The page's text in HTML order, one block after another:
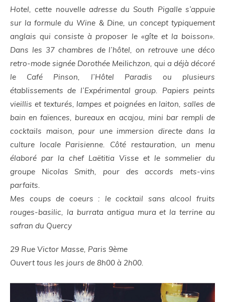
Hotel,cette nouvelle adresse du South Pigalle s’appuie
sur la formule du Wine & Dine, un concept typiquement
anglais qui consiste à proposer le «gîte et la boisson».
Dans les 37 chambres de l’hôtel, on retrouve une déco
retro-mode signée Dorothée Meilichzon, qui a déjà décoré
le Café Pinson, l’Hôtel Paradis ou plusieurs
établissements de l’Expérimental group. Papiers peints
vieillis et texturés, lampes et poignées en laiton, salles de
bain en faïences, bureaux en acajou, mini bar rempli de
cocktails maison, pour une immersion directe dans la
culture locale Parisienne. Côté restauration, un menu
élaboré par la chef Laëtitia Visse et le sommelier du
groupe Nicolas Smith, pour des accords mets-vins
parfaits.
Mes coups de coeurs : le cocktail sans alcool fruits
rouges-basilic, la burrata antigua mura et la terrine au
safran du Quercy
29 Rue Victor Masse, Paris 9ème
Ouvert tous les jours de 8h00 à 2h00.